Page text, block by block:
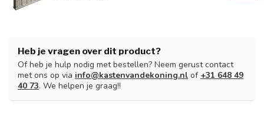
Heb je vragen over dit product?
Of heb je hulp nodig met bestellen? Neem gerust contact
met ons op via info@kastenvandekoning.nl of +31 648 49
40 73. We helpen je graag!!